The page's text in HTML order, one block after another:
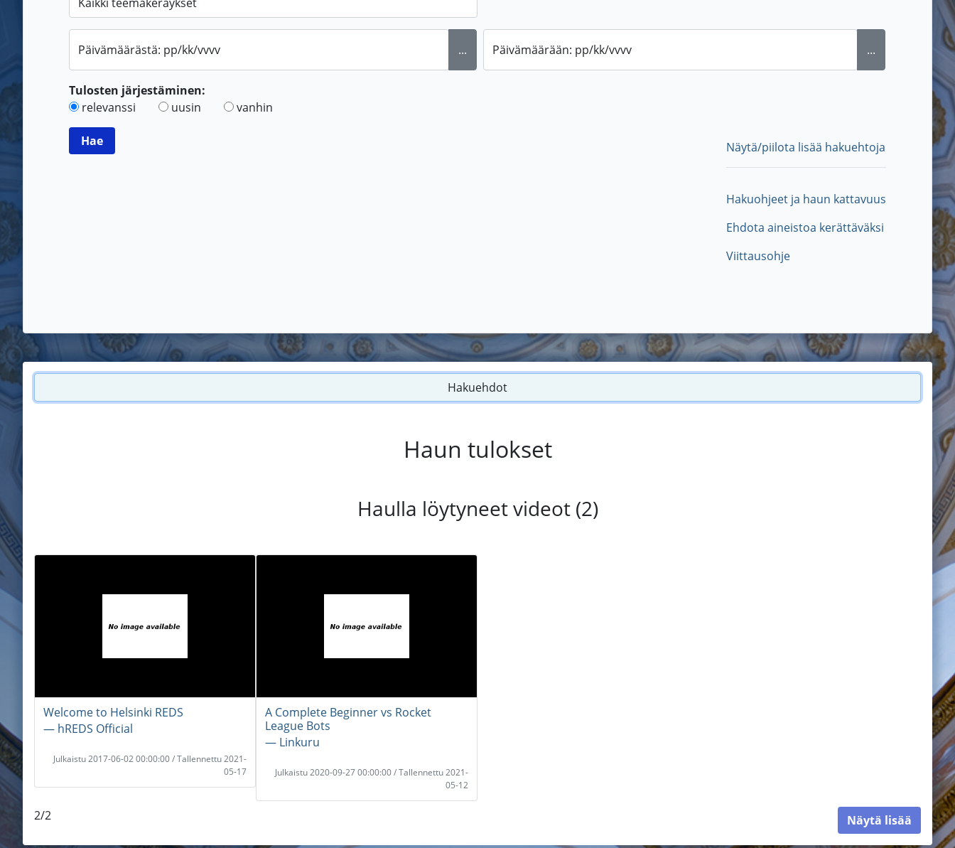
Päivämäärästä: pp/kk/vvvv ... Päivämäärään: pp/kk/vvvv ...
Tulosten järjestäminen:
relevanssi
uusin vanhin
Näytä/piilota lisää hakuehtoja
Hakuohjeet ja haun kattavuus
Ehdota aineistoa kerättäväksi
Viittausohje
Hakuehdot
Haun tulokset
Haulla löytyneet videot (2)
Welcome to Helsinki REDS
― hREDS Official
Julkaistu 2017-06-02 00:00:00 / Tallennettu 2021-
05-17
A Complete Beginner vs Rocket
League Bots
― Linkuru
Julkaistu 2020-09-27 00:00:00 / Tallennettu 2021-
05-12
2/2 Näytä lisää